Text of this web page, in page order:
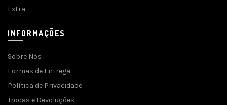
Extra
INFORMAÇÕES
Sobre Nós
Formas de Entrega
Política de Privacidade
Trocas e Devoluções